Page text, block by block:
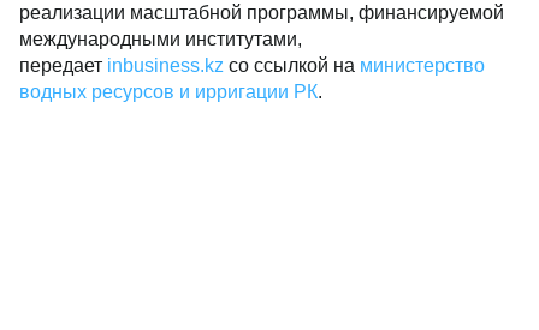
реализации масштабной программы, финансируемой
международными институтами,
передает inbusiness.kz со ссылкой на министерство
водных ресурсов и ирригации РК.